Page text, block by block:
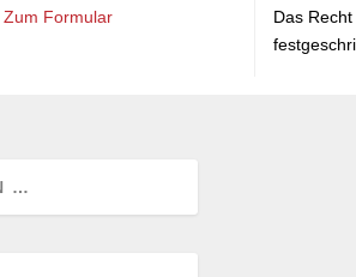
Zum Formular
Das